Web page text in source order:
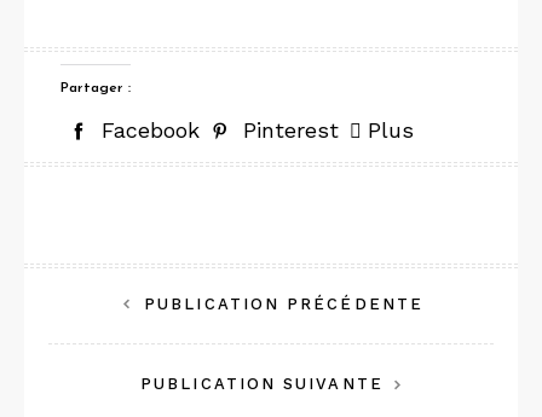
Partager :
Facebook Pinterest Plus
Navigation
de
l’article
PUBLICATION PRÉCÉDENTE
PUBLICATION SUIVANTE